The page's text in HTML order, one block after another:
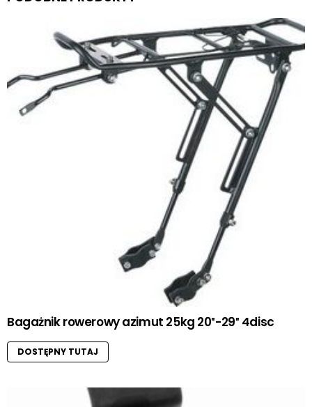
Bagażnik rowerowy azimut 25kg 20″-29″ 4disc
DOSTĘPNY TUTAJ